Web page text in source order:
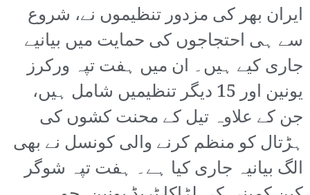
ایران بھر کی مزدور تنظیموں نے، شروع
سے ہی احتجاجوں کی حمایت میں بیانیے
جاری کیے ہیں۔ ان میں ہفت تپہ ورکرز
یونین اور 15 دیگر تنظیمیں شامل ہیں،
جن کے علاوہ تیل کے محنت کشوں کی
ہڑتال کو منظم کرنے والی کونسل نے بھی
الگ بیانیہ جاری کیا ہے۔ ہفت تپہ شوگر